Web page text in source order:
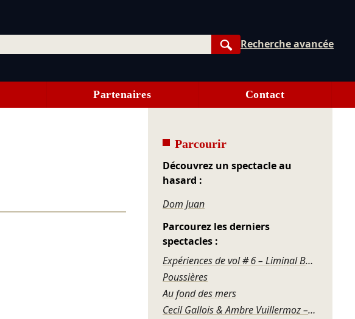
Rechercher
Recherche avancée
Partenaires Contact
Parcourir
Découvrez un spectacle au
hasard :
Dom Juan
Parcourez les derniers
spectacles :
Expériences de vol # 6 – Liminal Box / Sirènes
Poussières
Au fond des mers
Cecil Gallois & Ambre Vuillermoz – Stabat Mater de Vivaldi